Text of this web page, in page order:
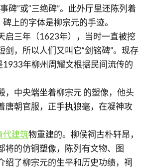
碑”或“三绝碑”。此外厅里还陈列着
碑上的字体是柳宗元的手迹。
启三年（1623年），当时一直被挖
剑，所以人们又叫它“剑铭碑”。现存
1933年柳州周耀文根据民间流传的
，中央端坐着柳宗元 的塑像，他头
唐朝官服，正手执狼毫，在凝神攻
代建筑物重建的。柳侯祠古朴轩昂，
将的仿铜塑像，陈列有文物、图
绍了柳宗元的生平和历史功绩，祠